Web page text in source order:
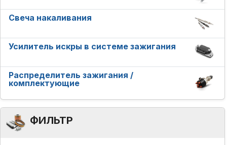
Свеча накаливания
Усилитель искры в системе зажигания
Распределитель зажигания /
комплектующие
ФИЛЬТР